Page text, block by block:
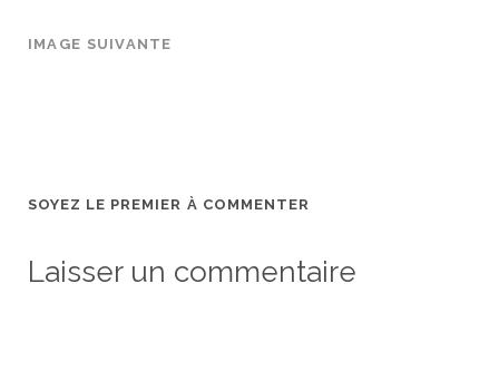
IMAGE SUIVANTE
SOYEZ LE PREMIER À COMMENTER
Laisser un commentaire